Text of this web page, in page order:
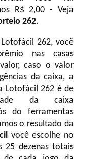
R$ 2,00 - Veja
262.
262, você
nas casas
caso o valor
da caixa, a
Lotofácil 262 é de
da caixa
do ferramentas
o resultado da
você escolhe no
25 dezenas totais